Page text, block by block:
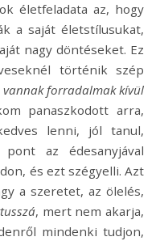
életfeladata az, hogy
a saját életstílusukat,
nagy döntéseket. Ez
történik szép
forradalmak kívül
panaszkodott arra,
lenni, jól tanul,
az édesanyjával
és ezt szégyelli. Azt
a szeretet, az ölelés,
, mert nem akarja,
mindenki tudjon,